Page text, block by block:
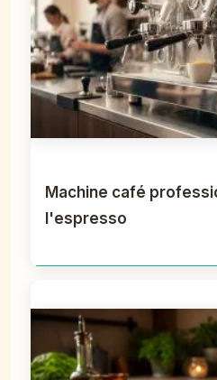
Machine café
l'espresso